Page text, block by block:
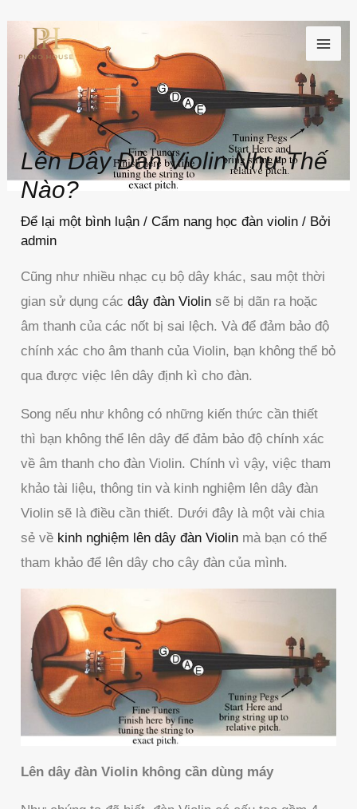
dung
Lên Dây Đàn Violin Như Thế
Nào?
Để lại một bình luận /Cẩm nang học đàn violin / Bởi
admin
Cũng như nhiều nhạc cụ bộ dây khác, sau một thời
gian sử dụng cácdây đàn Violin sẽ bị dãn ra hoặc
âm thanh của các nốt bị sai lệch. Và để đảm bảo độ
chính xác cho âm thanh của Violin, bạn không thể bỏ
qua được việc lên dây định kì cho đàn.
Song nếu như không có những kiến thức cần thiết
thì bạn không thể lên dây để đảm bảo độ chính xác
về âm thanh cho đàn Violin. Chính vì vậy, việc tham
khảo tài liệu, thông tin và kinh nghiệm lên dây đàn
Violin sẽ là điều cần thiết. Dưới đây là một vài chia
sẻ về kinh nghiệm lên dây đàn Violin mà bạn có thể
tham khảo để lên dây cho cây đàn của mình.
Lên dây đàn Violin không cần dùng máy